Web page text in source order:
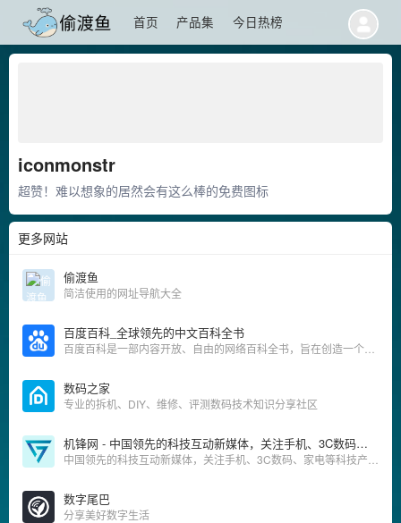
首页 产品集 今日热榜
iconmonstr
超赞！难以想象的居然会有这么棒的免费图标
更多网站
偷渡鱼
简洁使用的网址导航大全
百度百科_全球领先的中文百科全书
数码之家
专业的拆机、DIY、维修、评测数码技术知识分享社区
机锋网 - 中国领先的科技互动新媒体，关注手机、3C数码、家电等科技产品
数字尾巴
分享美好数字生活